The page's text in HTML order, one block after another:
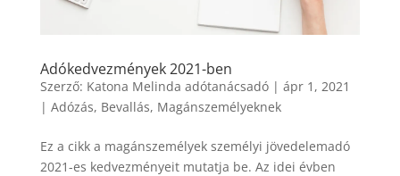
Adókedvezmények 2021-ben
Szerző: Katona Melinda adótanácsadó| ápr 1, 2021
| Adózás, Bevallás, Magánszemélyeknek
Ez a cikk a magánszemélyek személyi jövedelemadó
2021-es kedvezményeit mutatja be. Az idei évben